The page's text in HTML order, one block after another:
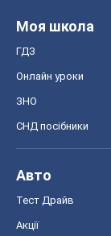
Моя школа
ГДЗ
Онлайн уроки
ЗНО
СНД посібники
Авто
Тест Драйв
Акції